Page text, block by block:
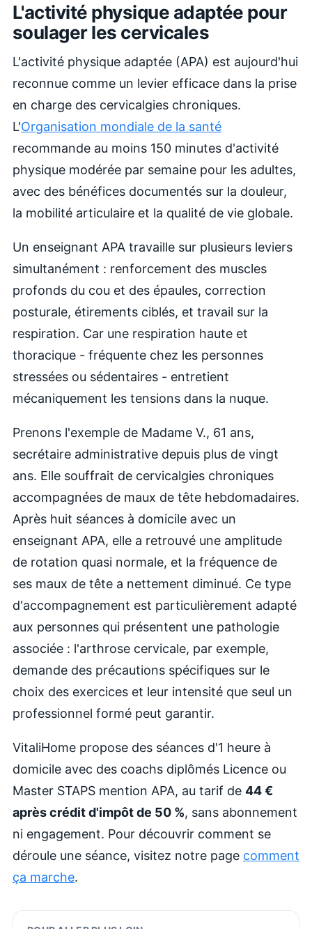
L'activité physique adaptée pour
soulager les cervicales
L'activité physique adaptée (APA) est aujourd'hui
reconnue comme un levier efficace dans la prise
en charge des cervicalgies chroniques.
L'Organisation mondiale de la santé
recommande au moins 150 minutes d'activité
physique modérée par semaine pour les adultes,
avec des bénéfices documentés sur la douleur,
la mobilité articulaire et la qualité de vie globale.
Un enseignant APA travaille sur plusieurs leviers
simultanément : renforcement des muscles
profonds du cou et des épaules, correction
posturale, étirements ciblés, et travail sur la
respiration. Car une respiration haute et
thoracique - fréquente chez les personnes
stressées ou sédentaires - entretient
mécaniquement les tensions dans la nuque.
Prenons l'exemple de Madame V., 61 ans,
secrétaire administrative depuis plus de vingt
ans. Elle souffrait de cervicalgies chroniques
accompagnées de maux de tête hebdomadaires.
Après huit séances à domicile avec un
enseignant APA, elle a retrouvé une amplitude
de rotation quasi normale, et la fréquence de
ses maux de tête a nettement diminué. Ce type
d'accompagnement est particulièrement adapté
aux personnes qui présentent une pathologie
associée : l'arthrose cervicale, par exemple,
demande des précautions spécifiques sur le
choix des exercices et leur intensité que seul un
professionnel formé peut garantir.
VitaliHome propose des séances d'1 heure à
domicile avec des coachs diplômés Licence ou
Master STAPS mention APA, au tarif de 44 €
après crédit d'impôt de 50 %, sans abonnement
ni engagement. Pour découvrir comment se
déroule une séance, visitez notre page comment
ça marche.